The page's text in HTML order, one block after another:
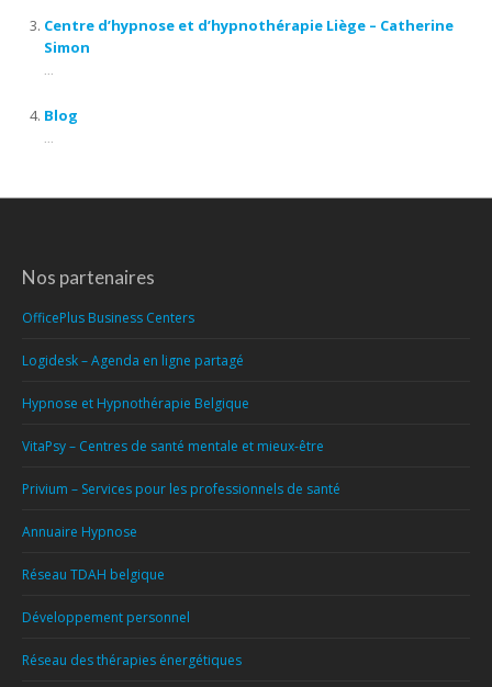
Centre d’hypnose et d’hypnothérapie Liège – Catherine
Simon
...
Blog
...
Nos partenaires
OfficePlus Business Centers
Logidesk – Agenda en ligne partagé
Hypnose et Hypnothérapie Belgique
VitaPsy – Centres de santé mentale et mieux-être
Privium – Services pour les professionnels de santé
Annuaire Hypnose
Réseau TDAH belgique
Développement personnel
Réseau des thérapies énergétiques